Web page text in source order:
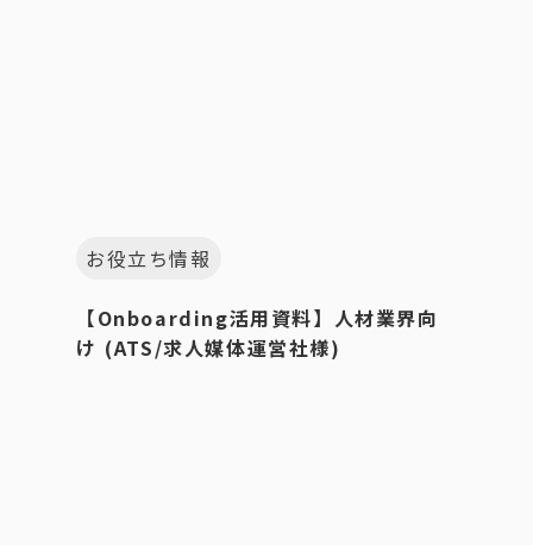
お役立ち情報
【Onboarding活用資料】人材業界向
け (ATS/求人媒体運営社様)